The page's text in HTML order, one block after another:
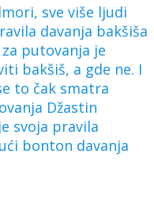
sve više ljudi
davanja bakšiša
putovanja je
bakšiš, a gde ne. I
to čak smatra
Džastin
svoja pravila
bonton davanja